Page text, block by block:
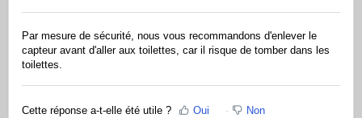
Par mesure de sécurité, nous vous recommandons d'enlever le
capteur avant d'aller aux toilettes, car il risque de tomber dans les
toilettes.
Cette réponse a-t-elle été utile ? Oui Non